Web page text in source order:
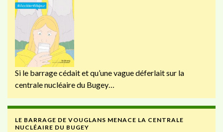
Si le barrage cédait et qu’une vague déferlait sur la
centrale nucléaire du Bugey…
LE BARRAGE DE VOUGLANS MENACE LA CENTRALE
NUCLÉAIRE DU BUGEY